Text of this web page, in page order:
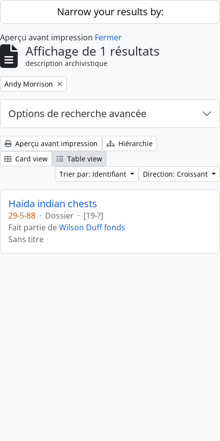
Skip to main contentNarrow your results by:
Aperçu avant impression Fermer
Affichage de 1 résultats
description archivistique
Remove filter:
Andy Morrison
Options de recherche avancée
Aperçu avant impression
Hiérarchie
Card view
Table view
Trier par: Identifiant
Direction: Croissant
Haida indian chests
29-5-88 · Dossier · [19-?]
Fait partie deWilson Duff fonds
Sans titre